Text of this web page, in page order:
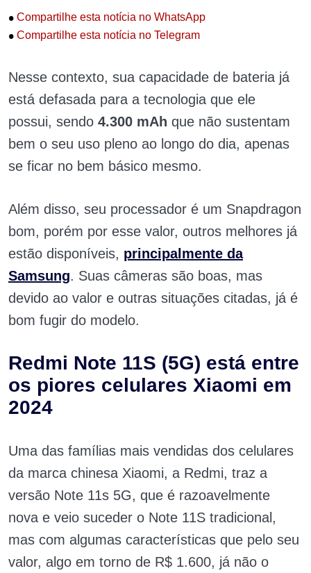
• Compartilhe esta notícia no WhatsApp
• Compartilhe esta notícia no Telegram
Nesse contexto, sua capacidade de bateria já
está defasada para a tecnologia que ele
possui, sendo 4.300 mAh que não sustentam
bem o seu uso pleno ao longo do dia, apenas
se ficar no bem básico mesmo.
Além disso, seu processador é um Snapdragon
bom, porém por esse valor, outros melhores já
estão disponíveis, principalmente da
Samsung. Suas câmeras são boas, mas
devido ao valor e outras situações citadas, já é
bom fugir do modelo.
Redmi Note 11S (5G) está entre
os piores celulares Xiaomi em
2024
Uma das famílias mais vendidas dos celulares
da marca chinesa Xiaomi, a Redmi, traz a
versão Note 11s 5G, que é razoavelmente
nova e veio suceder o Note 11S tradicional,
mas com algumas características que pelo seu
valor, algo em torno de R$ 1.600, já não o